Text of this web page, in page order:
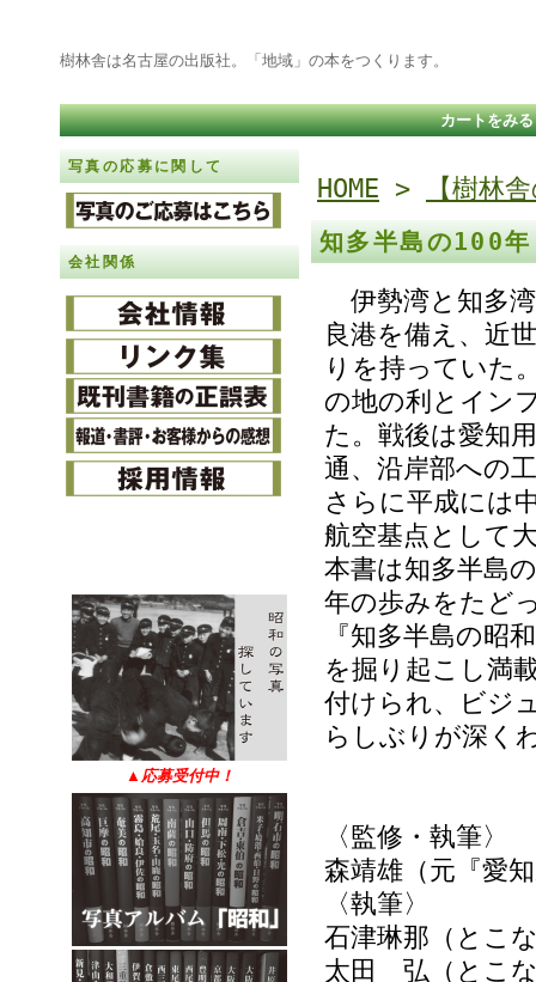
樹林舎は名古屋の出版社。「地域」の本をつくります。
カートをみる
写真の応募に関して
会社関係
▲ 応募受付中！
HOME > 【樹林
知多半島の100
伊勢湾と知多
良港を備え、近
りを持っていた
の地の利とイン
た。戦後は愛知
通、沿岸部への
さらに平成には
航空基点として
本書は知多半島
年の歩みをたど
『知多半島の昭
を掘り起こし満
付けられ、ビジ
らしぶりが深く
〈監修・執筆〉
森靖雄（元『愛
〈執筆〉
石津琳那（とこ
太田 弘（とこ